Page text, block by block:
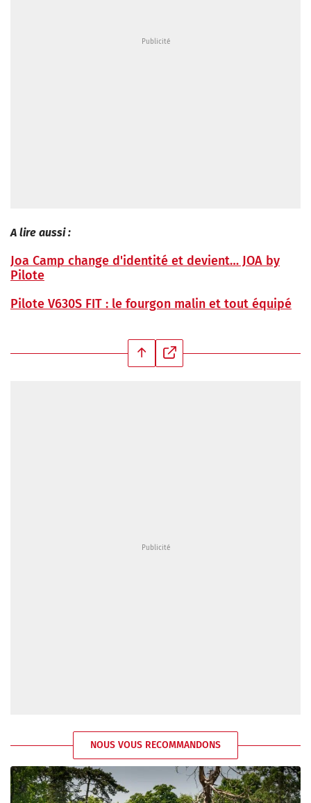
A lire aussi :
Joa Camp change d'identité et devient… JOA by
Pilote
Pilote V630S FIT : le fourgon malin et tout équipé
NOUS VOUS RECOMMANDONS